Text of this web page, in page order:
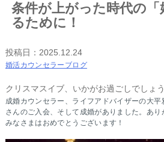
条件が上がった時代の「
るために！
投稿日： 2025.12.24
婚活カウンセラーブログ
クリスマスイブ、いかがお過ごしでしょう
成婚カウンセラー、ライフアドバイザーの大平
さんのご入会、そして成婚がありました。あ
みなさまはおめでとうございます！